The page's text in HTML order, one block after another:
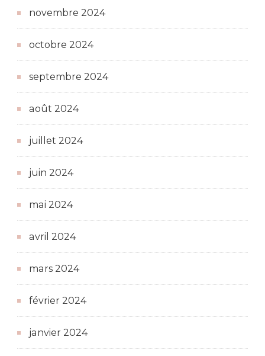
novembre 2024
octobre 2024
septembre 2024
août 2024
juillet 2024
juin 2024
mai 2024
avril 2024
mars 2024
février 2024
janvier 2024